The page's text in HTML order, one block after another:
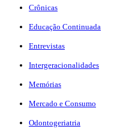
Crônicas
Educação Continuada
Entrevistas
Intergeracionalidades
Memórias
Mercado e Consumo
Odontogeriatria